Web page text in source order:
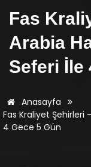
Fas
Arabia
Seferi İle
Anasayfa
Fas Kraliyet Şehirleri
4 Gece 5 Gün